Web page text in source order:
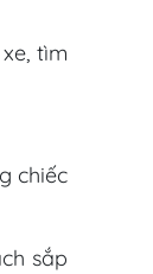
tìm
chiếc
sắp